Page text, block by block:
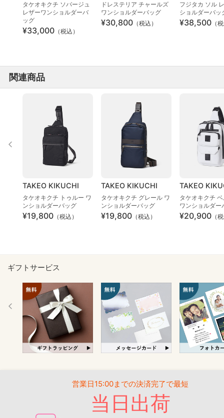
タケオキクチ ソバージュ
レザーワンショルダーバ
ッグ
¥33,000 （税込）
ドレステリア チャールズ
ワンショルダーバッグ
¥30,800 （税込）
フジタカ ソル
ショルダーバッ
¥38,500 （
関連商品
TAKEO KIKUCHI
タケオキクチ トゥルー ワ
ンショルダーバッグ
¥19,800 （税込）
TAKEO KIKUCHI
タケオキクチ グレール ワ
ンショルダーバッグ
¥19,800 （税込）
TAKEO
タケオキクチ
ワンショルダー
¥20,900 （
ギフトサービス
営業日15:00までの決済完了で最短
当日出荷